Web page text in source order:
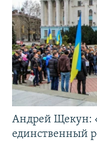
Андрей Щекун:
единственный